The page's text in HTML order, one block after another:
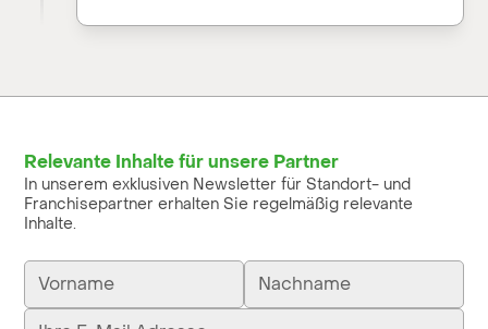
Relevante Inhalte für unsere Partner
In unserem exklusiven Newsletter für Standort- und
Franchisepartner erhalten Sie regelmäßig relevante
Inhalte.